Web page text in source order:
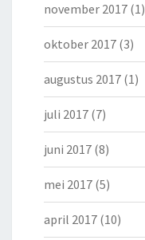
november 2017 (1)
oktober 2017 (3)
augustus 2017 (1)
juli 2017 (7)
juni 2017 (8)
mei 2017 (5)
april 2017 (10)